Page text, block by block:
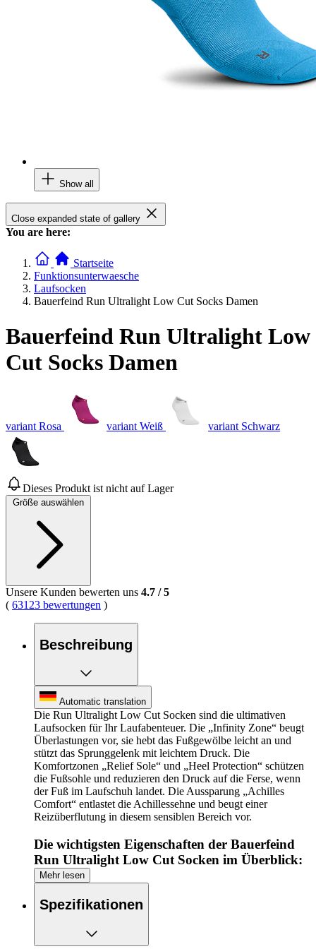
Show all
Close expanded state of gallery
You are here:
Startseite
Funktionsunterwaesche
Laufsocken
Bauerfeind Run Ultralight Low Cut Socks Damen
Bauerfeind Run Ultralight Low
Cut Socks Damen
variant Rosa variant Weiß variant Schwarz
Dieses Produkt ist nicht auf Lager
Größe auswählen
Unsere Kunden bewerten uns 4.7 /5
( 63123 bewertungen )
Beschreibung
Automatic translation
Die Run Ultralight Low Cut Socken sind die ultimativen
Laufsocken für Ihr Laufabenteuer. Die „Infinity Zone“ beugt
Überlastungen vor, sie hebt das Fußgewölbe leicht an und
stützt das Sprunggelenk mit leichtem Druck. Die
Komfortzonen „Relief Sole“ und „Heel Protection“ schützen
die Fußsohle und reduzieren den Druck auf die Ferse, wenn
der Fuß im Laufschuh landet. Die Aussparung „Achilles
Comfort“ entlastet die Achillessehne und beugt einer
Reizüberflutung in diesem sensiblen Bereich vor.
Die wichtigsten Eigenschaften der Bauerfeind
Run Ultralight Low Cut Socken im Überblick:
1 Paar Socken
Sockenhöhe: Low Tab = Socke unterhalb des Knöchels
Ultra Leichtgewicht
Feuchtigkeits- und Schweißtransport
Mehr lesen
Spezifikationen